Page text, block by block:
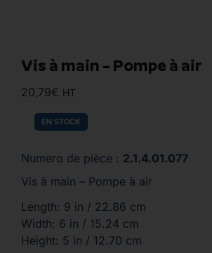
Vis à main – Pompe à air
20,79€ HT
EN STOCK
Numero de pièce : 2.1.4.01.077
Vis à main – Pompe à air
Length: 9 in / 22.86 cm
Width: 6 in / 15.24 cm
Height: 5 in / 12.70 cm